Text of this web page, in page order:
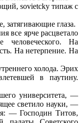
sovietсky типаж с
затягивающие глаза.
все ярче расцветало
человеческого. На
На нетерпение. На
холода. Эрих
в паутину.
университета, —
светило науки, —
— Господин Титов,